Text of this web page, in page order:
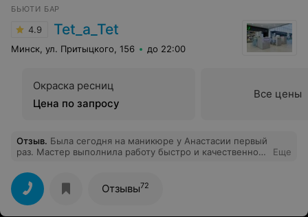
БЬЮТИ БАР
4.9 Tet_a_Tet
Минск, ул. Притыцкого, 156 до 22:00
Окраска ресниц
Цена по запросу
Все цены
Отзыв. Была сегодня на маникюре у Анастасии первый
раз. Мастер выполнила работу быстро и качественно.
Еще
Отзывы72